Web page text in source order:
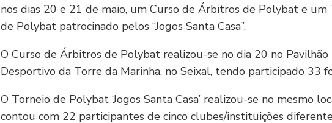
nos dias 20 e 21 de maio, um Curso de Árbitros de Polybat e um
de Polybat patrocinado pelos “Jogos Santa Casa”.
O Curso de Árbitros de Polybat realizou-se no dia 20 no Pavilhão
Desportivo da Torre da Marinha, no Seixal, tendo participado 33
O Torneio de Polybat ‘Jogos Santa Casa’ realizou-se no mesmo
contou com 22 participantes de cinco clubes/instituições